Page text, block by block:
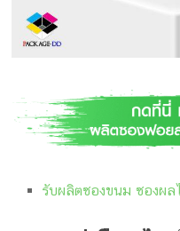
ครีม
รับ
สบู่
รับ
อาหารรับผลิตซองขนม ซองผล